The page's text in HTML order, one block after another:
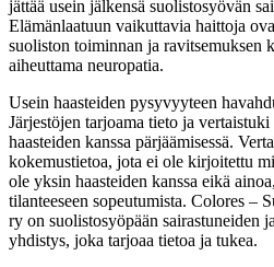
jättää usein jälkensä suolistosyövän
Elämänlaatuun vaikuttavia haittoja
suoliston toiminnan ja ravitsemuksen
aiheuttama neuropatia.
Usein haasteiden pysyvyyteen
Järjestöjen tarjoama tieto ja
haasteiden kanssa pärjäämisessä.
kokemustietoa, jota ei ole kirjoitettu
ole yksin haasteiden kanssa eikä
tilanteeseen sopeutumista. Colores –
ry on suolistosyöpään sairastuneiden
yhdistys, joka tarjoaa tietoa ja tukea.